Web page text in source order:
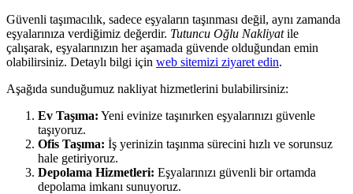
Güvenli taşımacılık, sadece eşyaların taşınması değil, aynı zamanda
eşyalarınıza verdiğimiz değerdir. Tutuncu Oğlu Nakliyatile
çalışarak, eşyalarınızın her aşamada güvende olduğundan emin
olabilirsiniz. Detaylı bilgi için web sitemizi ziyaret edin.
Aşağıda sunduğumuz nakliyat hizmetlerini bulabilirsiniz:
Ev Taşıma: Yeni evinize taşınırken eşyalarınızı güvenle
taşıyoruz.
Ofis Taşıma: İş yerinizin taşınma sürecini hızlı ve sorunsuz
hale getiriyoruz.
Depolama Hizmetleri: Eşyalarınızı güvenli bir ortamda
depolama imkanı sunuyoruz.